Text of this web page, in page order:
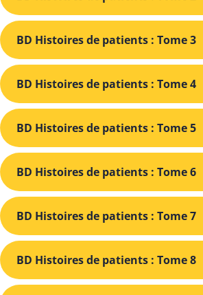
BD Histoires de patients : Tome 3
BD Histoires de patients : Tome 4
BD Histoires de patients : Tome 5
BD Histoires de patients : Tome 6
BD Histoires de patients : Tome 7
BD Histoires de patients : Tome 8